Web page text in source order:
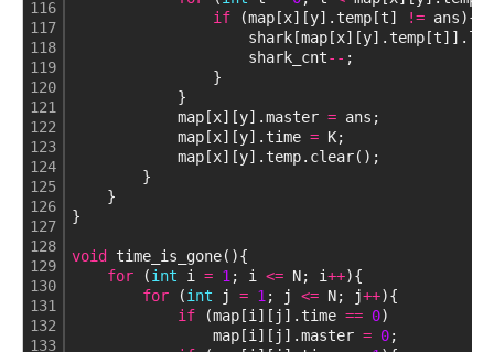
116
117
118
119
120
121
122
123
124
125
126
127
128
129
130
131
132
133
if (map[x][y].temp[t] != ans){
shark_cnt- - ;
}
}
map[x][y].master = ans;
map[x][y].time = K;
map[x][y].temp.clear();
}
}
}
void
time_is_gone(){
for (int i = 1 ; i <= N; i++){
for (int j = 1 ; j <= N; j++){
if (map[i][j].time == 0)
map[i][j].master = 0;